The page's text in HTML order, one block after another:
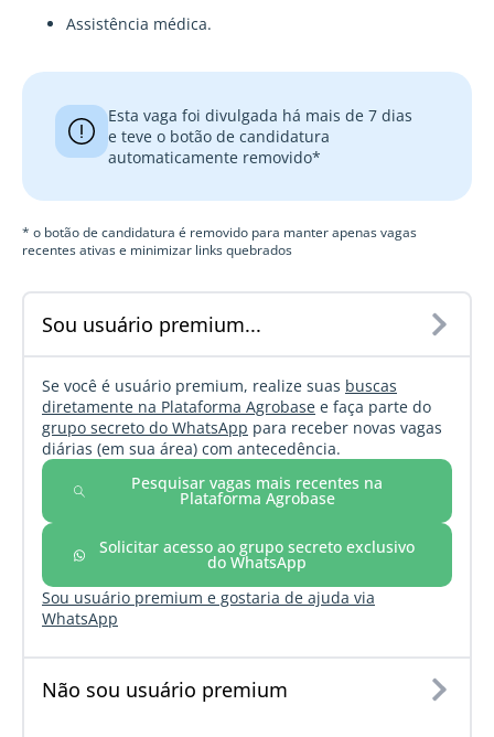
Assistência médica.
Esta vaga foi divulgada há mais de 7 dias
e teve o botão de candidatura
automaticamente removido*
* o botão de candidatura é removido para manter apenas vagas
recentes ativas e minimizar links quebrados
Sou usuário premium...
Se você é usuário premium, realize suas buscas
diretamente na Plataforma Agrobase e faça parte do
grupo secreto do WhatsApp para receber novas vagas
diárias (em sua área) com antecedência.
Pesquisar vagas mais recentes na
Plataforma Agrobase
Solicitar acesso ao grupo secreto exclusivo
do WhatsApp
Sou usuário premium e gostaria de ajuda via
WhatsApp
Não sou usuário premium